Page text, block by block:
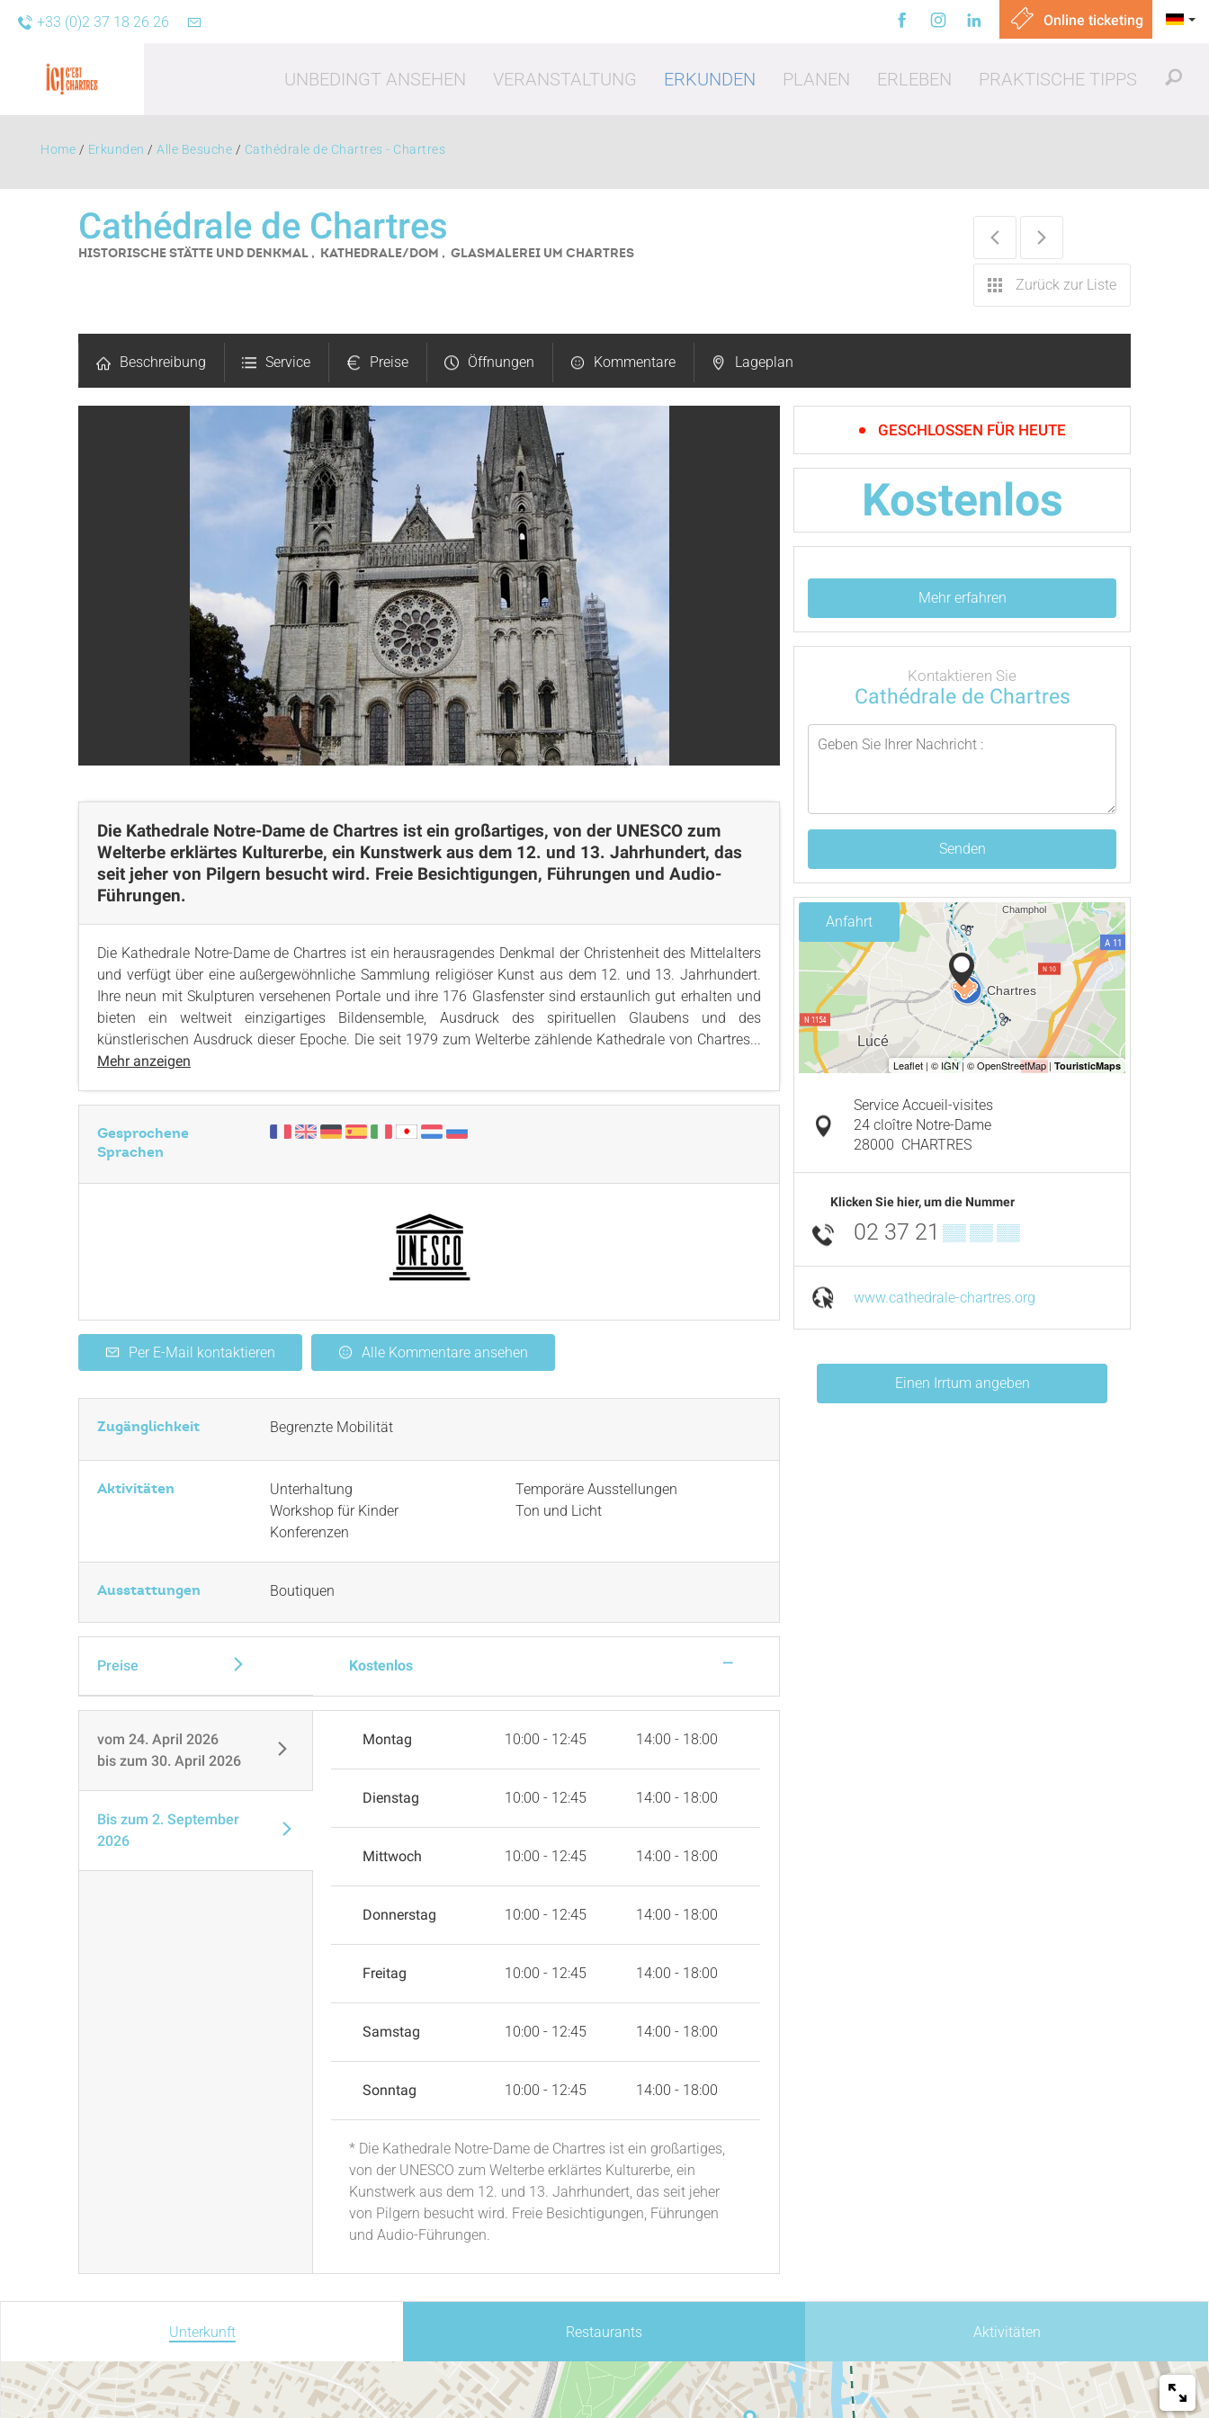
Online ticketing
+33 (0)2 37 18 26 26
UNBEDINGT ANSEHEN VERANSTALTUNG ERKUNDEN PLANEN ERLEBEN PRAKTISCHE TIPPS
Home / Erkunden / Alle Besuche / Cathédrale de Chartres - Chartres
Cathédrale de Chartres
HISTORISCHE STÄTTE UND DENKMAL , KATHEDRALE/DOM , GLASMALEREI UM CHARTRES
Zurück zur Liste
Beschreibung Service Preise Öffnungen Kommentare Lageplan
Die Kathedrale Notre-Dame de Chartres ist ein großartiges, von der UNESCO zum
Welterbe erklärtes Kulturerbe, ein Kunstwerk aus dem 12. und 13. Jahrhundert, das
seit jeher von Pilgern besucht wird. Freie Besichtigungen, Führungen und Audio-
Führungen.
Die Kathedrale Notre-Dame de Chartres ist ein herausragendes Denkmal der Christenheit des Mittelalters
und verfügt über eine außergewöhnliche Sammlung religiöser Kunst aus dem 12. und 13. Jahrhundert.
Ihre neun mit Skulpturen versehenen Portale und ihre 176 Glasfenster sind erstaunlich gut erhalten und
bieten ein weltweit einzigartiges Bildensemble, Ausdruck des spirituellen Glaubens und des
künstlerischen Ausdruck dieser Epoche. Die seit 1979 zum Welterbe zählende Kathedrale von Chartres...
Mehr anzeigen
Gesprochene
Sprachen
Per E-Mail kontaktieren Alle Kommentare ansehen
Zugänglichkeit Begrenzte Mobilität
Aktivitäten
Unterhaltung
Workshop für Kinder
Konferenzen
Temporäre Ausstellungen
Ton und Licht
Ausstattungen Boutiquen
Preise Kostenlos —
vom 24. April 2026
bis zum 30. April 2026
Bis zum 2. September
2026
Montag 10:00 - 12:45 14:00 - 18:00
Dienstag 10:00 - 12:45 14:00 - 18:00
Mittwoch 10:00 - 12:45 14:00 - 18:00
Donnerstag 10:00 - 12:45 14:00 - 18:00
Freitag 10:00 - 12:45 14:00 - 18:00
Samstag 10:00 - 12:45 14:00 - 18:00
Sonntag 10:00 - 12:45 14:00 - 18:00
* Die Kathedrale Notre-Dame de Chartres ist ein großartiges,
von der UNESCO zum Welterbe erklärtes Kulturerbe, ein
Kunstwerk aus dem 12. und 13. Jahrhundert, das seit jeher
von Pilgern besucht wird. Freie Besichtigungen, Führungen
und Audio-Führungen.
GESCHLOSSEN FÜR HEUTE
Kostenlos
Mehr erfahren
Kontaktieren Sie
Cathédrale de Chartres
Senden
Anfahrt
Service Accueil-visites
24 cloître Notre-Dame
28000 CHARTRES
Klicken Sie hier, um die Nummer
02 37 21 ▒▒ ▒▒ ▒▒
www.cathedrale-chartres.org
Einen Irrtum angeben
Unterkunft Restaurants Aktivitäten